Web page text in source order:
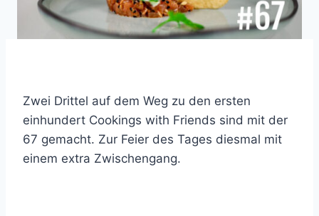
Zwei Drittel auf dem Weg zu den ersten
einhundert Cookings with Friends sind mit der
67 gemacht. Zur Feier des Tages diesmal mit
einem extra Zwischengang.